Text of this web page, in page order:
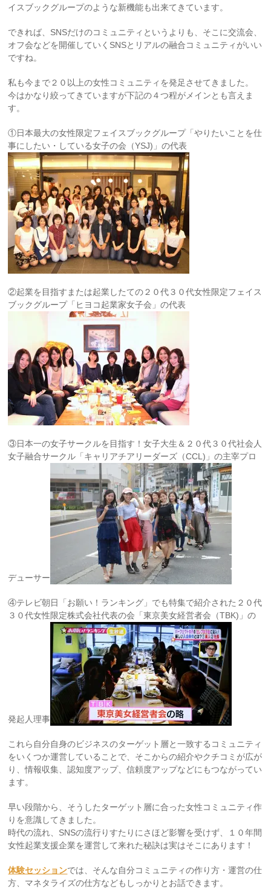
イスブックグループのような新機能も出来てきています。
できれば、SNSだけのコミュニティというよりも、そこに交流会、
オフ会などを開催していくSNSとリアルの融合コミュニティがいい
ですね。
私も今まで２０以上の女性コミュニティを発足させてきました。
今はかなり絞ってきていますが下記の４つ程がメインとも言えま
す。
①日本最大の女性限定フェイスブックグループ「やりたいことを仕
事にしたい・している女子の会（YSJ)」の代表
②起業を目指すまたは起業したての２０代３０代女性限定フェイス
ブックグループ「ヒヨコ起業家女子会」の代表
③日本一の女子サークルを目指す！女子大生＆２０代３０代社会人
女子融合サークル「キャリアチアリーダーズ（CCL)」の主宰プロ
デューサー
④テレビ朝日「お願い！ランキング」でも特集で紹介された２０代
３０代女性限定株式会社代表の会「東京美女経営者会（TBK)」の
発起人理事
これら自分自身のビジネスのターゲット層と一致するコミュニティ
をいくつか運営していることで、そこからの紹介やクチコミが広が
り、情報収集、認知度アップ、信頼度アップなどにもつながってい
ます。
早い段階から、そうしたターゲット層に合った女性コミュニティ作
りを意識してきました。
時代の流れ、SNSの流行りすたりにさほど影響を受けず、１０年間
女性起業支援企業を運営して来れた秘訣は実はそこにあります！
体験セッションでは、そんな自分コミュニティの作り方・運営の仕
方、マネタライズの仕方などもしっかりとお話できます。